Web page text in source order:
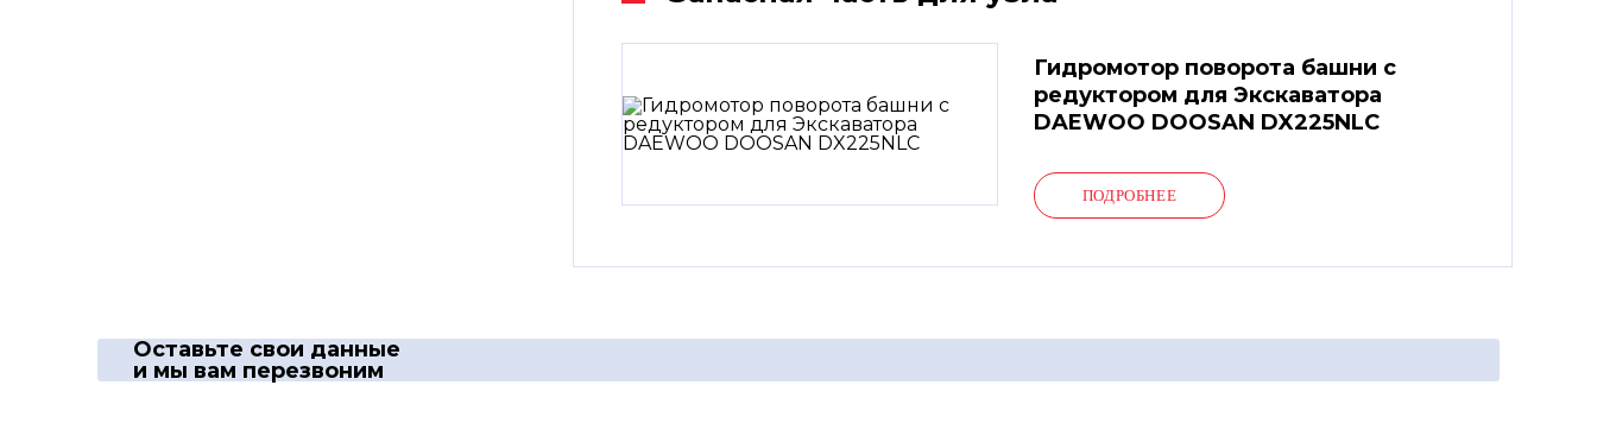
Гидромотор поворота башни с
редуктором для Экскаватора
DAEWOO DOOSAN DX225NLC
ПОДРОБНЕЕ
Оставьте свои данные
и мы вам перезвоним